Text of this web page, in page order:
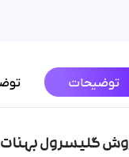
توضیحات
گلیسرول بهنات